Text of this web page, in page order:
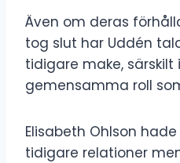
Även om deras
tog slut har Uddén
tidigare make,
gemensamma roll
Elisabeth Ohlson
tidigare relationer